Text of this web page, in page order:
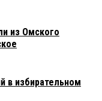
из Омского
в избирательном